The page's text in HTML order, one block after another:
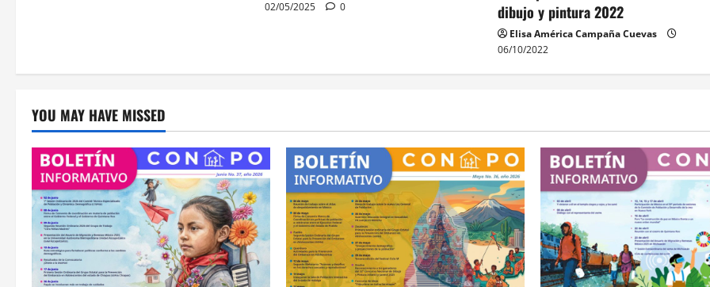
02/05/2025
0
dibujo y pintura 2022
Elisa América Campaña Cuevas
06/10/2022
YOU MAY HAVE MISSED